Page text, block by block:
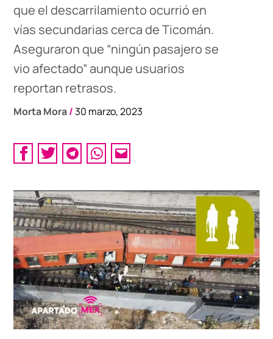
que el descarrilamiento ocurrió en
vías secundarias cerca de Ticomán.
Aseguraron que “ningún pasajero se
vio afectado” aunque usuarios
reportan retrasos.
Morta Mora/ 30 marzo, 2023